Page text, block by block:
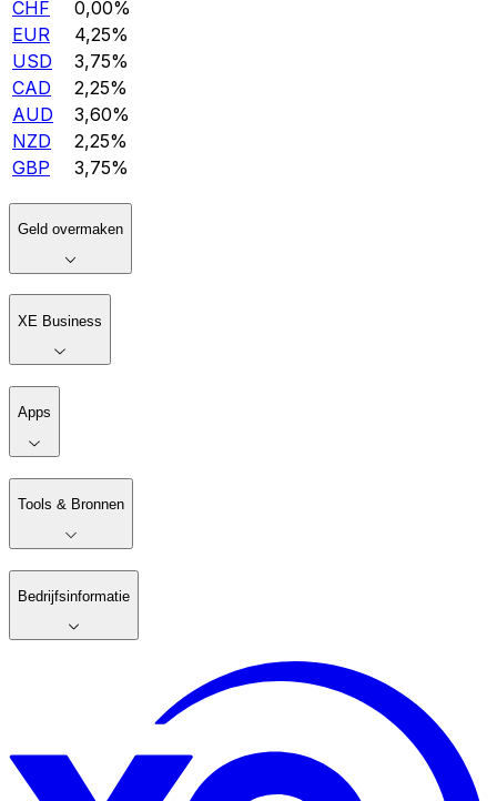
CHF
0,00%
EUR
4,25%
USD
3,75%
CAD
2,25%
AUD
3,60%
NZD
2,25%
GBP
3,75%
Geld overmaken
XE Business
Apps
Tools & Bronnen
Bedrijfsinformatie